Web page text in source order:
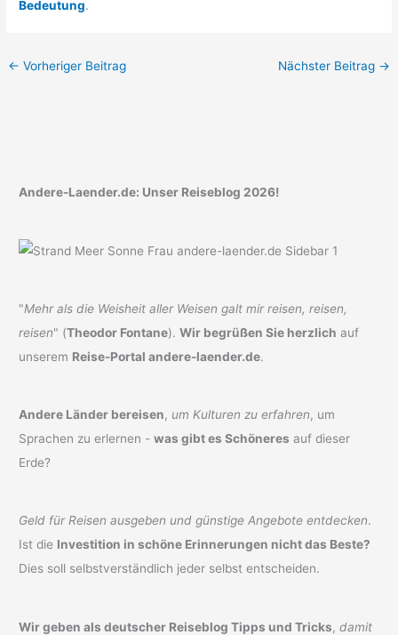
Bedeutung.
← Vorheriger Beitrag Nächster Beitrag →
Andere-Laender.de: Unser Reiseblog 2026!
"Mehr als die Weisheit aller Weisen galt mir reisen, reisen,
reisen" (Theodor Fontane).Wir begrüßen Sie herzlich auf
unserem Reise-Portal andere-laender.de.
Andere Länder bereisen, um Kulturen zu erfahren, um
Sprachen zu erlernen -was gibt es Schöneres auf dieser
Erde?
Geld für Reisen ausgeben und günstige Angebote entdecken.
Ist die Investition in schöne Erinnerungen nicht das Beste?
Dies soll selbstverständlich jeder selbst entscheiden.
Wir geben als deutscher Reiseblog Tipps und Tricks,damit